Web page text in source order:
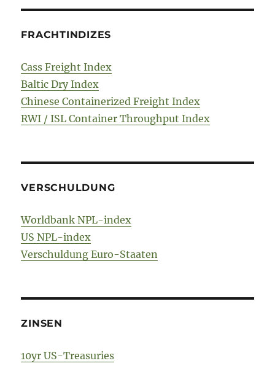
FRACHTINDIZES
Cass Freight Index
Baltic Dry Index
Chinese Containerized Freight Index
RWI / ISL Container Throughput Index
VERSCHULDUNG
Worldbank NPL-index
US NPL-index
Verschuldung Euro-Staaten
ZINSEN
10yr US-Treasuries